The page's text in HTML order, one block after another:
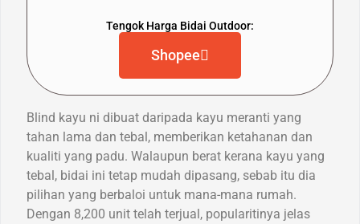
Tengok Harga Bidai Outdoor:
Shopee
Blind kayu ni dibuat daripada kayu meranti yang
tahan lama dan tebal, memberikan ketahanan dan
kualiti yang padu. Walaupun berat kerana kayu yang
tebal, bidai ini tetap mudah dipasang, sebab itu dia
pilihan yang berbaloi untuk mana-mana rumah.
Dengan 8,200 unit telah terjual, popularitinya jelas